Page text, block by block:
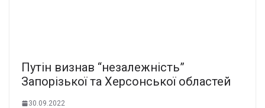
Путін визнав “незалежність”
Запорізької та Херсонської областей
30.09.2022